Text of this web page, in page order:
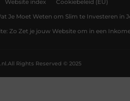
Website index Cookiebeleid (EU)
Je Moet Weten om Slim te Investeren in
Zo Zet je jouw Website om in een
All Rights Reserved © 2025